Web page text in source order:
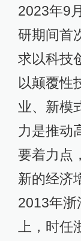
2023年9
研期间首
求以科技
以颠覆性
业、新模
力是推动
要着力点
新的经济
2013年浙
上，时